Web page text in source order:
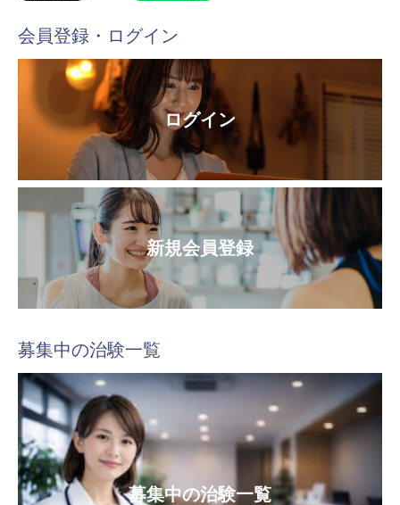
会員登録・ログイン
ログイン
新規会員登録
募集中の治験一覧
募集中の治験一覧